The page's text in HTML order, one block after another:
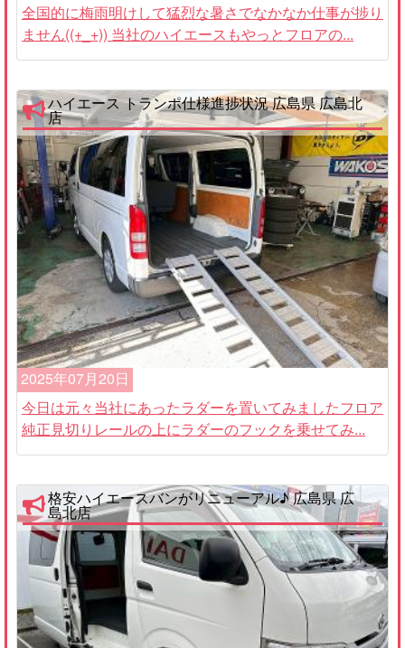
全国的に梅雨明けして猛烈な暑さでなかなか仕事が捗り
ません((+_+)) 当社のハイエースもやっとフロアの...
ハイエース トランポ仕様進捗状況 広島県 広島北
店
2025年07月20日
今日は元々当社にあったラダーを置いてみましたフロア
純正見切りレールの上にラダーのフックを乗せてみ...
格安ハイエースバンがリニューアル♪ 広島県 広
島北店